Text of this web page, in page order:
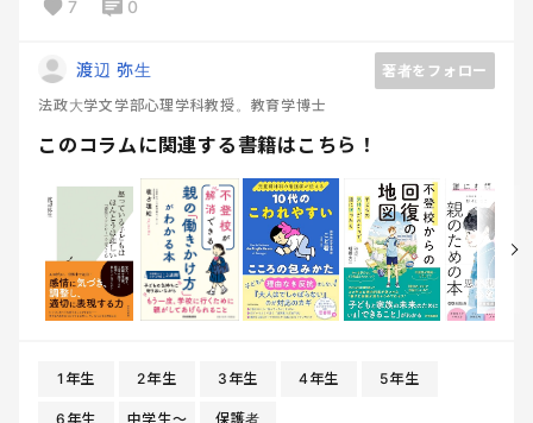
7 0
渡辺 弥生
著者をフォロー
法政大学文学部心理学科教授。教育学博士
このコラムに関連する書籍はこちら！
1年生 2年生 3年生 4年生 5年生
6年生 中学生〜 保護者